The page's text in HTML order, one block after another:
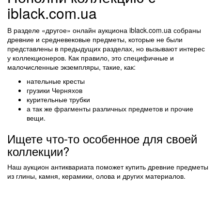
iblack.com.ua
В разделе «другое» онлайн аукциона iblack.com.ua собраны
древние и средневековые предметы, которые не были
представлены в предыдущих разделах, но вызывают интерес
у коллекционеров. Как правило, это специфичные и
малочисленные экземпляры, такие, как:
нательные кресты
грузики Черняхов
курительные трубки
а так же фрагменты различных предметов и прочие
вещи.
Ищете что-то особенное для своей
коллекции?
Наш аукцион антиквариата поможет купить древние предметы
из глины, камня, керамики, олова и других материалов.